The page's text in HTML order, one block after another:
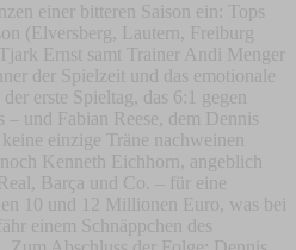
einer bitteren Saison ein: Tops
(Elversberg, Lautern, Freiburg
Ernst samt Trainer Andi Menger
der Spielzeit und das emotionale
erste Spieltag, das 6:1 gegen
– und Fabian Reese, dem Dennis
einzige Träne nachweinen
Kenneth Eichhorn, angeblich
Barça und Co. – für eine
10 und 12 Millionen Euro, was bei
einem Schnäppchen des